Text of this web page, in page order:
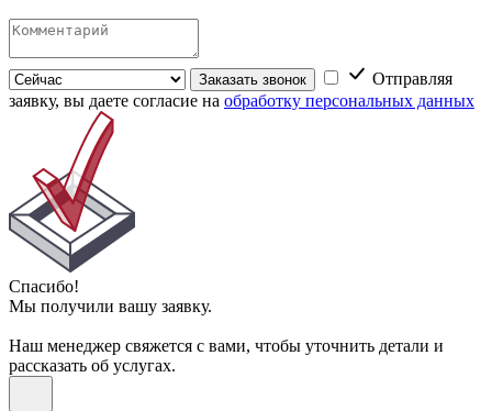
Заказать звонок
Отправляя
заявку, вы даете согласие на обработку персональных данных
Спасибо!
Мы получили вашу заявку.
Наш менеджер свяжется с вами, чтобы уточнить детали и
рассказать об услугах.